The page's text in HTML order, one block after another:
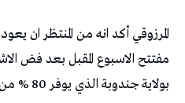
المرزوقي أكد انه من المنتظر ان
مفتتح الاسبوع المقبل بعد فض
بولاية جندوبة الذي يوفر 80 % من الانتاج الوطني للخميرة .